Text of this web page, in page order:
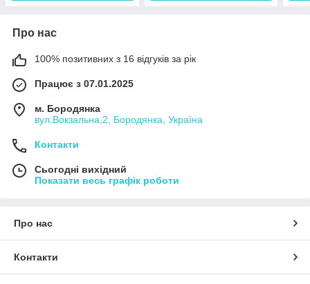
Про нас
100% позитивних з 16 відгуків за рік
Працює з 07.01.2025
м. Бородянка
вул.Вокзальна,2, Бородянка, Україна
Контакти
Сьогодні вихідний
Показати весь графік роботи
Про нас
Контакти